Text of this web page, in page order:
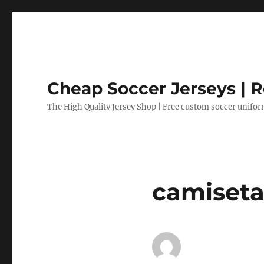
Cheap Soccer Jerseys |
The High Quality Jersey Shop | Free custom soccer